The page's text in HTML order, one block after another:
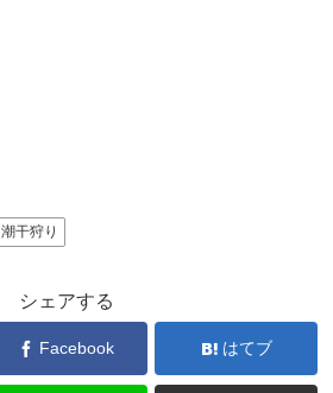
潮干狩り
シェアする
Facebook はてブ